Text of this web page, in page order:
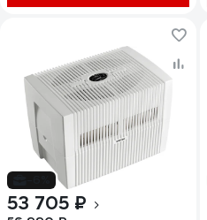
53 705 ₽